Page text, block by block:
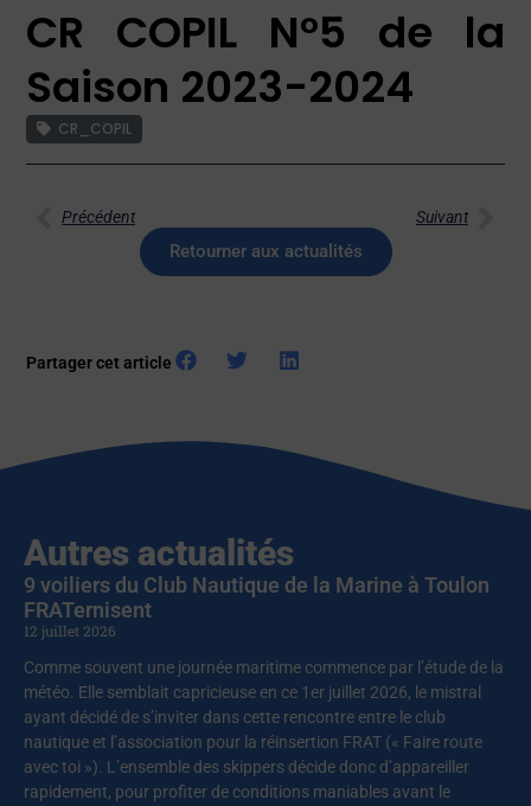
CR COPIL N°5 de la
Saison 2023-2024
CR_COPIL
Précédent Suivant
Retourner aux actualités
Partager cet article
Autres actualités
9 voiliers du Club Nautique de la Marine à Toulon
FRATernisent
12 juillet 2026
Comme souvent une journée maritime commence par l’étude de la
météo. Elle semblait capricieuse en ce 1er juillet 2026, le mistral
ayant décidé de s’inviter dans cette rencontre entre le club
nautique et l’association pour la réinsertion FRAT (« Faire route
avec toi »). L’ensemble des skippers décide donc d’appareiller
rapidement, pour profiter de conditions maniables avant le